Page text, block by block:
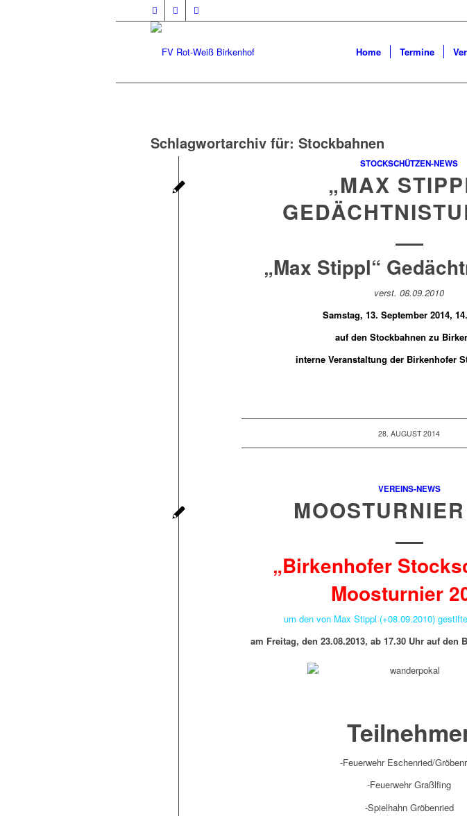
Home Termine
Schlagwortarchiv für: Stockbahnen
STOCKSCHÜTZEN-NEWS
„MAX
„Max Stippl“
verst. 08.09.2010
Samstag, 13. September 2014,
auf den Stockbahnen zu
interne Veranstaltung der Birkenhofer
28. AUGUST 2014
VEREINS-NEWS
„Birkenhofer
Moosturnier
um den von Max Stippl (+08.09.2010)
am Freitag, den 23.08.2013, ab 17.30 Uhrauf den
-Feuerwehr Eschenried/
-Feuerwehr Graßlfing
-Spielhahn Gröbenried